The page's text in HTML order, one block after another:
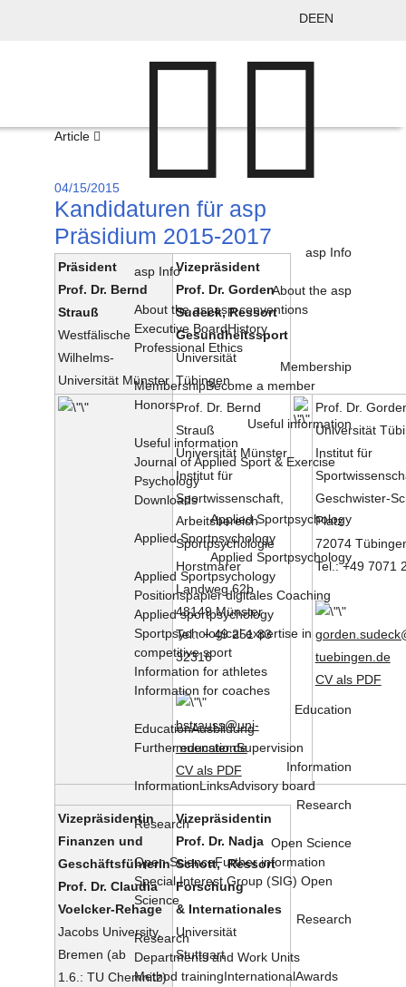
DEEN
asp Info
asp Info
About the asp
About the aspasp-conventions
Executive BoardHistory
Professional Ethics
Membership
MembershipBecome a member
Honors
Useful information
Useful information
Journal of Applied Sport & Exercise
Psychology
Downloads
Applied Sportpsychology
Applied Sportpsychology
Applied Sportpsychology
Applied Sportpsychology
Positionspapier digitales Coaching
Applied sportpsychology
Sportpsychological expertise in
competitive sport
Information for athletes
Information for coaches
Education
EducationAusbildung
Further educationSupervision
Information
InformationLinksAdvisory board
Research
Research
Open Science
Open ScienceFurther information
Special Interest Group (SIG) Open
Science
Research
Research
Departments and Work Units
Method trainingInternationalAwards
Article
04/15/2015
Kandidaturen für asp
Präsidium 2015-2017
Präsident
Prof. Dr. Bernd
Strauß
Westfälische
Wilhelms-
Universität Münster
Vizepräsident
Prof. Dr. Gorden
Sudeck, Ressort
Gesundheitssport
Universität
Tübingen
Prof. Dr. Bernd
Strauß
Universität Münster
Institut für
Sportwissenschaft,
Arbeitsbereich
Sportpsychologie
Horstmarer
Landweg 62b
48149 Münster
Tel.: + 49 251 83
32316
bstrauss@uni-
muenster.de
CV als PDF
Prof. Dr.
Universität
Institut für
Geschwister-
Platz
72074
Tel.: +49 7071
tuebingen.de
CV als PDF
Vizepräsidentin
Finanzen und
Geschäftsführerin
Prof. Dr. Claudia
Voelcker-Rehage
Jacobs University,
Bremen (ab
1.6.: TU Chemnitz)
Vizepräsidentin
Prof. Dr. Nadja
Schott, Ressort
Forschung
& Internationales
Universität
Stuttgart